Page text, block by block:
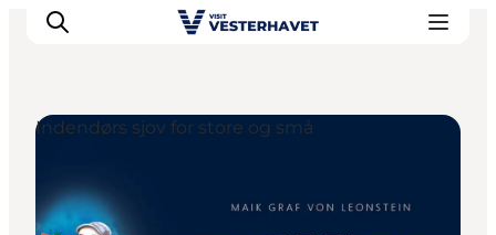
Det sker
Oplevelser
Indendørs sjov for store og små